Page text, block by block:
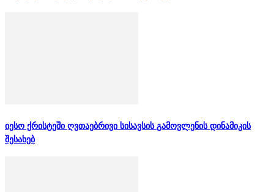
იესო ქრისტეში ღვთაებრივი სისავსის გამოვლენის დინამიკის
შესახებ